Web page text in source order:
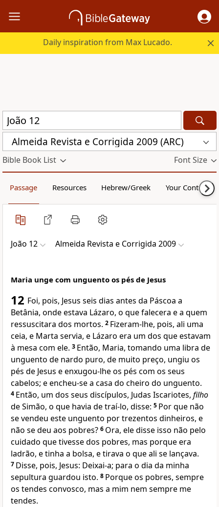
Daily inspiration from Max Lucado.
Almeida Revista e Corrigida 2009 (ARC)
Bible Book List Font Size
Passage Resources Hebrew/Greek Your Content
João 12 Almeida Revista e Corrigida 2009
Maria unge com unguento os pés de Jesus
12 Foi, pois, Jesus seis dias antes da Páscoa a
Betânia, onde estava Lázaro, o que falecera e a quem
ressuscitara dos mortos. 2 Fizeram-lhe, pois, ali uma
ceia, e Marta servia, e Lázaro era um dos que estavam
à mesa com ele. 3 Então, Maria, tomando uma libra de
unguento de nardo puro, de muito preço, ungiu os
pés de Jesus e enxugou-lhe os pés com os seus
cabelos; e encheu-se a casa do cheiro do unguento.
4 Então, um dos seus discípulos, Judas Iscariotes, filho
de Simão, o que havia de traí-lo, disse: 5 Por que não
se vendeu este unguento por trezentos dinheiros, e
não se deu aos pobres? 6 Ora, ele disse isso não pelo
cuidado que tivesse dos pobres, mas porque era
ladrão, e tinha a bolsa, e tirava o que ali se lançava.
7 Disse, pois, Jesus: Deixai-a; para o dia da minha
sepultura guardou isto. 8 Porque os pobres, sempre
os tendes convosco, mas a mim nem sempre me
tendes.